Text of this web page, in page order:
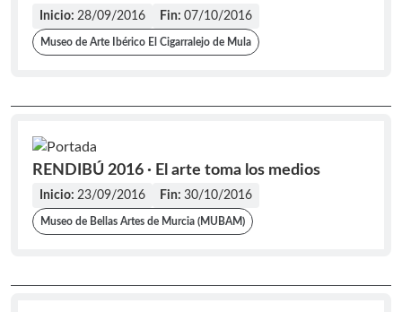
Inicio: 28/09/2016 Fin: 07/10/2016
Museo de Arte Ibérico El Cigarralejo de Mula
RENDIBÚ 2016 · El arte toma los medios
Inicio: 23/09/2016 Fin: 30/10/2016
Museo de Bellas Artes de Murcia (MUBAM)